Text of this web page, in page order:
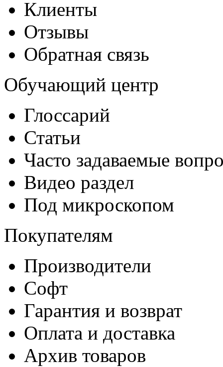
Клиенты
Отзывы
Обратная связь
Обучающий центр
Глоссарий
Статьи
Часто задаваемые
Видео раздел
Под микроскопом
Покупателям
Производители
Софт
Гарантия и возврат
Оплата и доставка
Архив товаров